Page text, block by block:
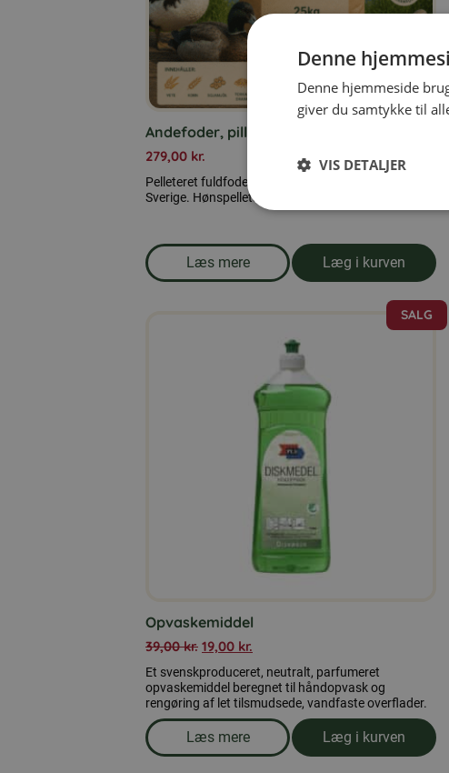
Andefoder, piller 25 kg
279,00 kr.
Pelleteret fuldfoder til ænder, 25 kg, produceret i
Sverige. Hønspellets er et fuldfoder til ænder.
Læs mere
om produkten Andefoder, piller 25 kg
Læg i kurven
SALG
Opvaskemiddel
39,00kr. 19,00 kr.
Et svenskproduceret, neutralt, parfumeret
opvaskemiddel beregnet til håndopvask og
rengøring af let tilsmudsede, vandfaste overflader.
Læs mere
om produkten Opvaskemiddel
Læg i kurven
Denne
Denne hjemmeside
giver du samtykke til
VIS DETALJER